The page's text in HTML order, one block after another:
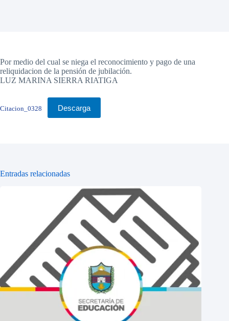
Por medio del cual se niega el reconocimiento y pago de una
reliquidacion de la pensión de jubilación.
LUZ MARINA SIERRA RIATIGA
Citacion_0328 Descarga
Entradas relacionadas